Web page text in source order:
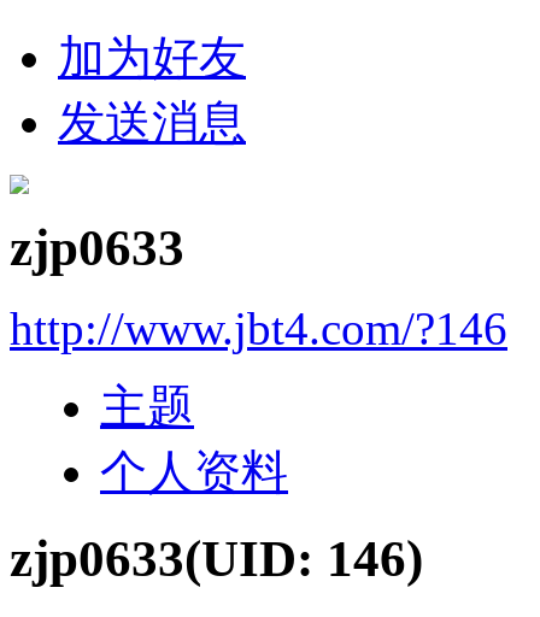
加为好友
发送消息
zjp0633
http://www.jbt4.com/?146
主题
个人资料
zjp0633(UID: 146)